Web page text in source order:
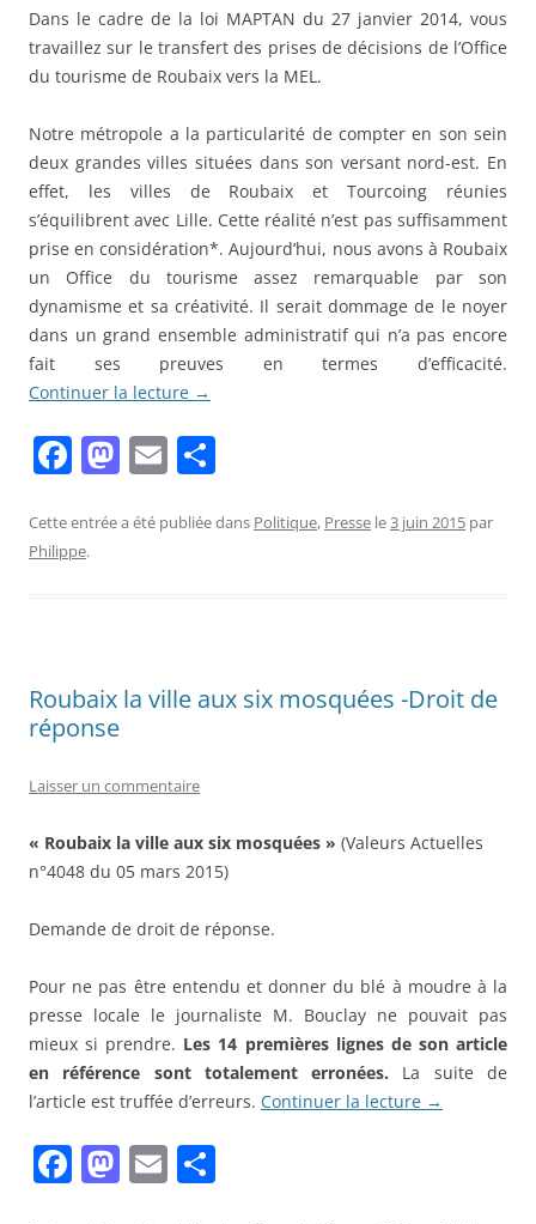
Dans le cadre de la loi MAPTAN du 27 janvier 2014, vous
travaillez sur le transfert des prises de décisions de l’Office
du tourisme de Roubaix vers la MEL.
Notre métropole a la particularité de compter en son sein
deux grandes villes situées dans son versant nord-est. En
effet, les villes de Roubaix et Tourcoing réunies
s’équilibrent avec Lille. Cette réalité n’est pas suffisamment
prise en considération*. Aujourd’hui, nous avons à Roubaix
un Office du tourisme assez remarquable par son
dynamisme et sa créativité. Il serait dommage de le noyer
dans un grand ensemble administratif qui n’a pas encore
fait ses preuves en termes d’efficacité.
Continuer la lecture →
F
c
e
o
k
M
st
n
E
ai ta
Cette entrée a été publiée dans Politique, Presse le3 juin 2015 par
Philippe.
Roubaix la ville aux six mosquées -Droit de
réponse
Laisser un commentaire
« Roubaix la ville aux six mosquées » (Valeurs Actuelles
n°4048 du 05 mars 2015)
Demande de droit de réponse.
Pour ne pas être entendu et donner du blé à moudre à la
presse locale le journaliste M. Bouclay ne pouvait pas
mieux si prendre. Les 14 premières lignes de son article
en référence sont totalement erronées. La suite de
l’article est truffée d’erreurs. Continuer la lecture →
F M E